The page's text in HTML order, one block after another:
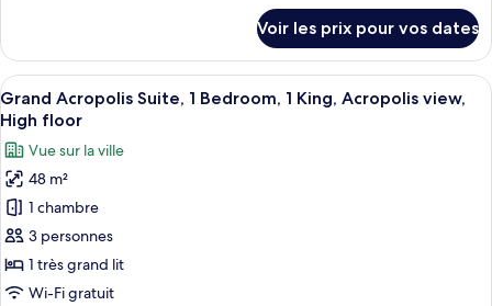
1
King,
City
view
le
type
de
chambre
Deluxe,
Guest
room,
King,
City
Voir les prix pour vos dates
Afficher
toutes
les
photos
pour
ce
type
de
chambre :
Une chambre d’hôtel dotée d’un
6
Grand Acropolis Suite, 1 Bedroom, 1 King, Acropolis view,
High floor
Vue sur la ville
48 m²
1 chambre
3 personnes
1 très grand lit
Wi-Fi gratuit